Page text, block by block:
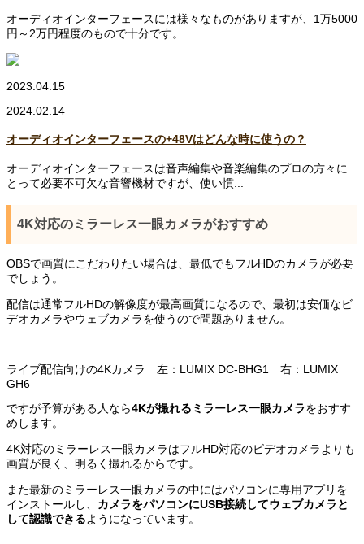
オーディオインターフェースには様々なものがありますが、1万5000
円～2万円程度のもので十分です。
2023.04.15
2024.02.14
オーディオインターフェースの+48Vはどんな時に使うの？
オーディオインターフェースは音声編集や音楽編集のプロの方々に
とって必要不可欠な音響機材ですが、使い慣...
4K対応のミラーレス一眼カメラがおすすめ
OBSで画質にこだわりたい場合は、最低でもフルHDのカメラが必要
でしょう。
配信は通常フルHDの解像度が最高画質になるので、最初は安価なビ
デオカメラやウェブカメラを使うので問題ありません。
ライブ配信向けの4Kカメラ 左：LUMIX DC-BHG1 右：LUMIX
GH6
ですが予算がある人なら4Kが撮れるミラーレス一眼カメラをおすす
めします。
4K対応のミラーレス一眼カメラはフルHD対応のビデオカメラよりも
画質が良く、明るく撮れるからです。
また最新のミラーレス一眼カメラの中にはパソコンに専用アプリを
インストールし、 カメラをパソコンにUSB接続してウェブカメラと
して認識できるようになっています。